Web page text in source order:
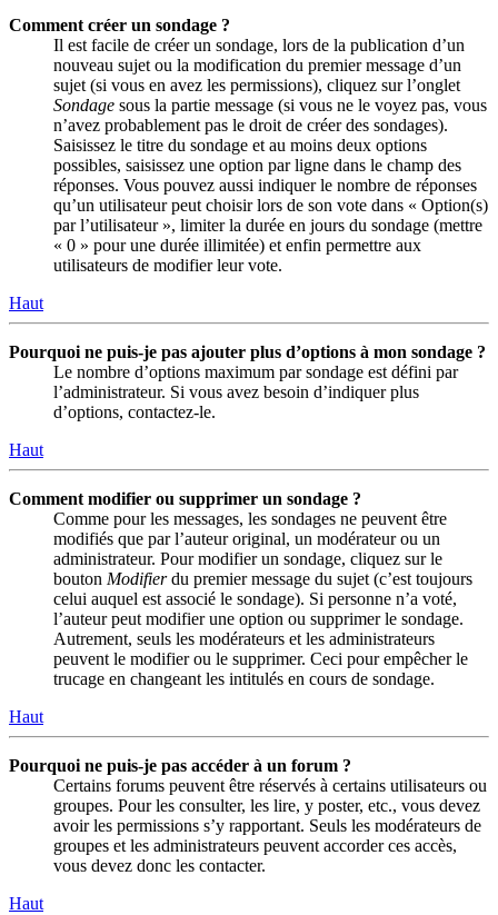
Comment créer un sondage ?
Il est facile de créer un sondage, lors de la publication d’un
nouveau sujet ou la modification du premier message d’un
sujet (si vous en avez les permissions), cliquez sur l’onglet
Sondage sous la partie message (si vous ne le voyez pas, vous
n’avez probablement pas le droit de créer des sondages).
Saisissez le titre du sondage et au moins deux options
possibles, saisissez une option par ligne dans le champ des
réponses. Vous pouvez aussi indiquer le nombre de réponses
qu’un utilisateur peut choisir lors de son vote dans « Option(s)
par l’utilisateur », limiter la durée en jours du sondage (mettre
« 0 » pour une durée illimitée) et enfin permettre aux
utilisateurs de modifier leur vote.
Haut
Pourquoi ne puis-je pas ajouter plus d’options à mon sondage ?
Le nombre d’options maximum par sondage est défini par
l’administrateur. Si vous avez besoin d’indiquer plus
d’options, contactez-le.
Haut
Comment modifier ou supprimer un sondage ?
Comme pour les messages, les sondages ne peuvent être
modifiés que par l’auteur original, un modérateur ou un
administrateur. Pour modifier un sondage, cliquez sur le
bouton Modifierdu premier message du sujet (c’est toujours
celui auquel est associé le sondage). Si personne n’a voté,
l’auteur peut modifier une option ou supprimer le sondage.
Autrement, seuls les modérateurs et les administrateurs
peuvent le modifier ou le supprimer. Ceci pour empêcher le
trucage en changeant les intitulés en cours de sondage.
Haut
Pourquoi ne puis-je pas accéder à un forum ?
Certains forums peuvent être réservés à certains utilisateurs ou
groupes. Pour les consulter, les lire, y poster, etc., vous devez
avoir les permissions s’y rapportant. Seuls les modérateurs de
groupes et les administrateurs peuvent accorder ces accès,
vous devez donc les contacter.
Haut